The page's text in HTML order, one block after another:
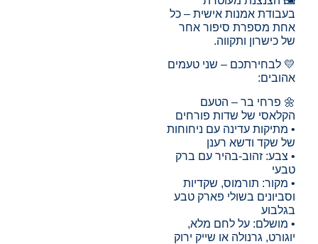
בעבודת אמנות אישית – כל
אחת מספרת סיפור אחר
של כישרון ותקווה.
💛 לבחירתכם – שני טעמים
אהובים:
🌼 פרחי בר – הטעם
הקלאסי של שדות פורחים
• מתיקות עדינה עם ניחוחות
של שקד ודשא רענן
• צבע: זהוב-בהיר עם ברק
טבעי
• מקור: תורמוס, שקדיות
וסביונים בשולי פארק טבע
בגלבוע
• מושלם: על לחם מלא,
יוגורט, גרנולה או שייק ירוק